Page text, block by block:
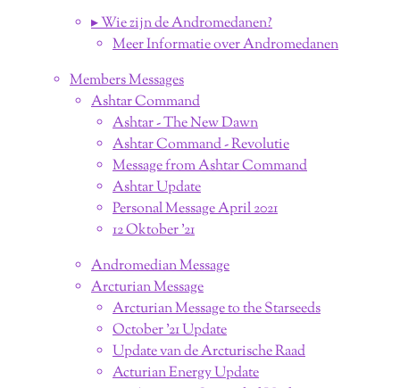
▸ Wie zijn de Andromedanen?
Meer Informatie over Andromedanen
Members Messages
Ashtar Command
Ashtar - The New Dawn
Ashtar Command - Revolutie
Message from Ashtar Command
Ashtar Update
Personal Message April 2021
12 Oktober '21
Andromedian Message
Arcturian Message
Arcturian Message to the Starseeds
October '21 Update
Update van de Arcturische Raad
Acturian Energy Update